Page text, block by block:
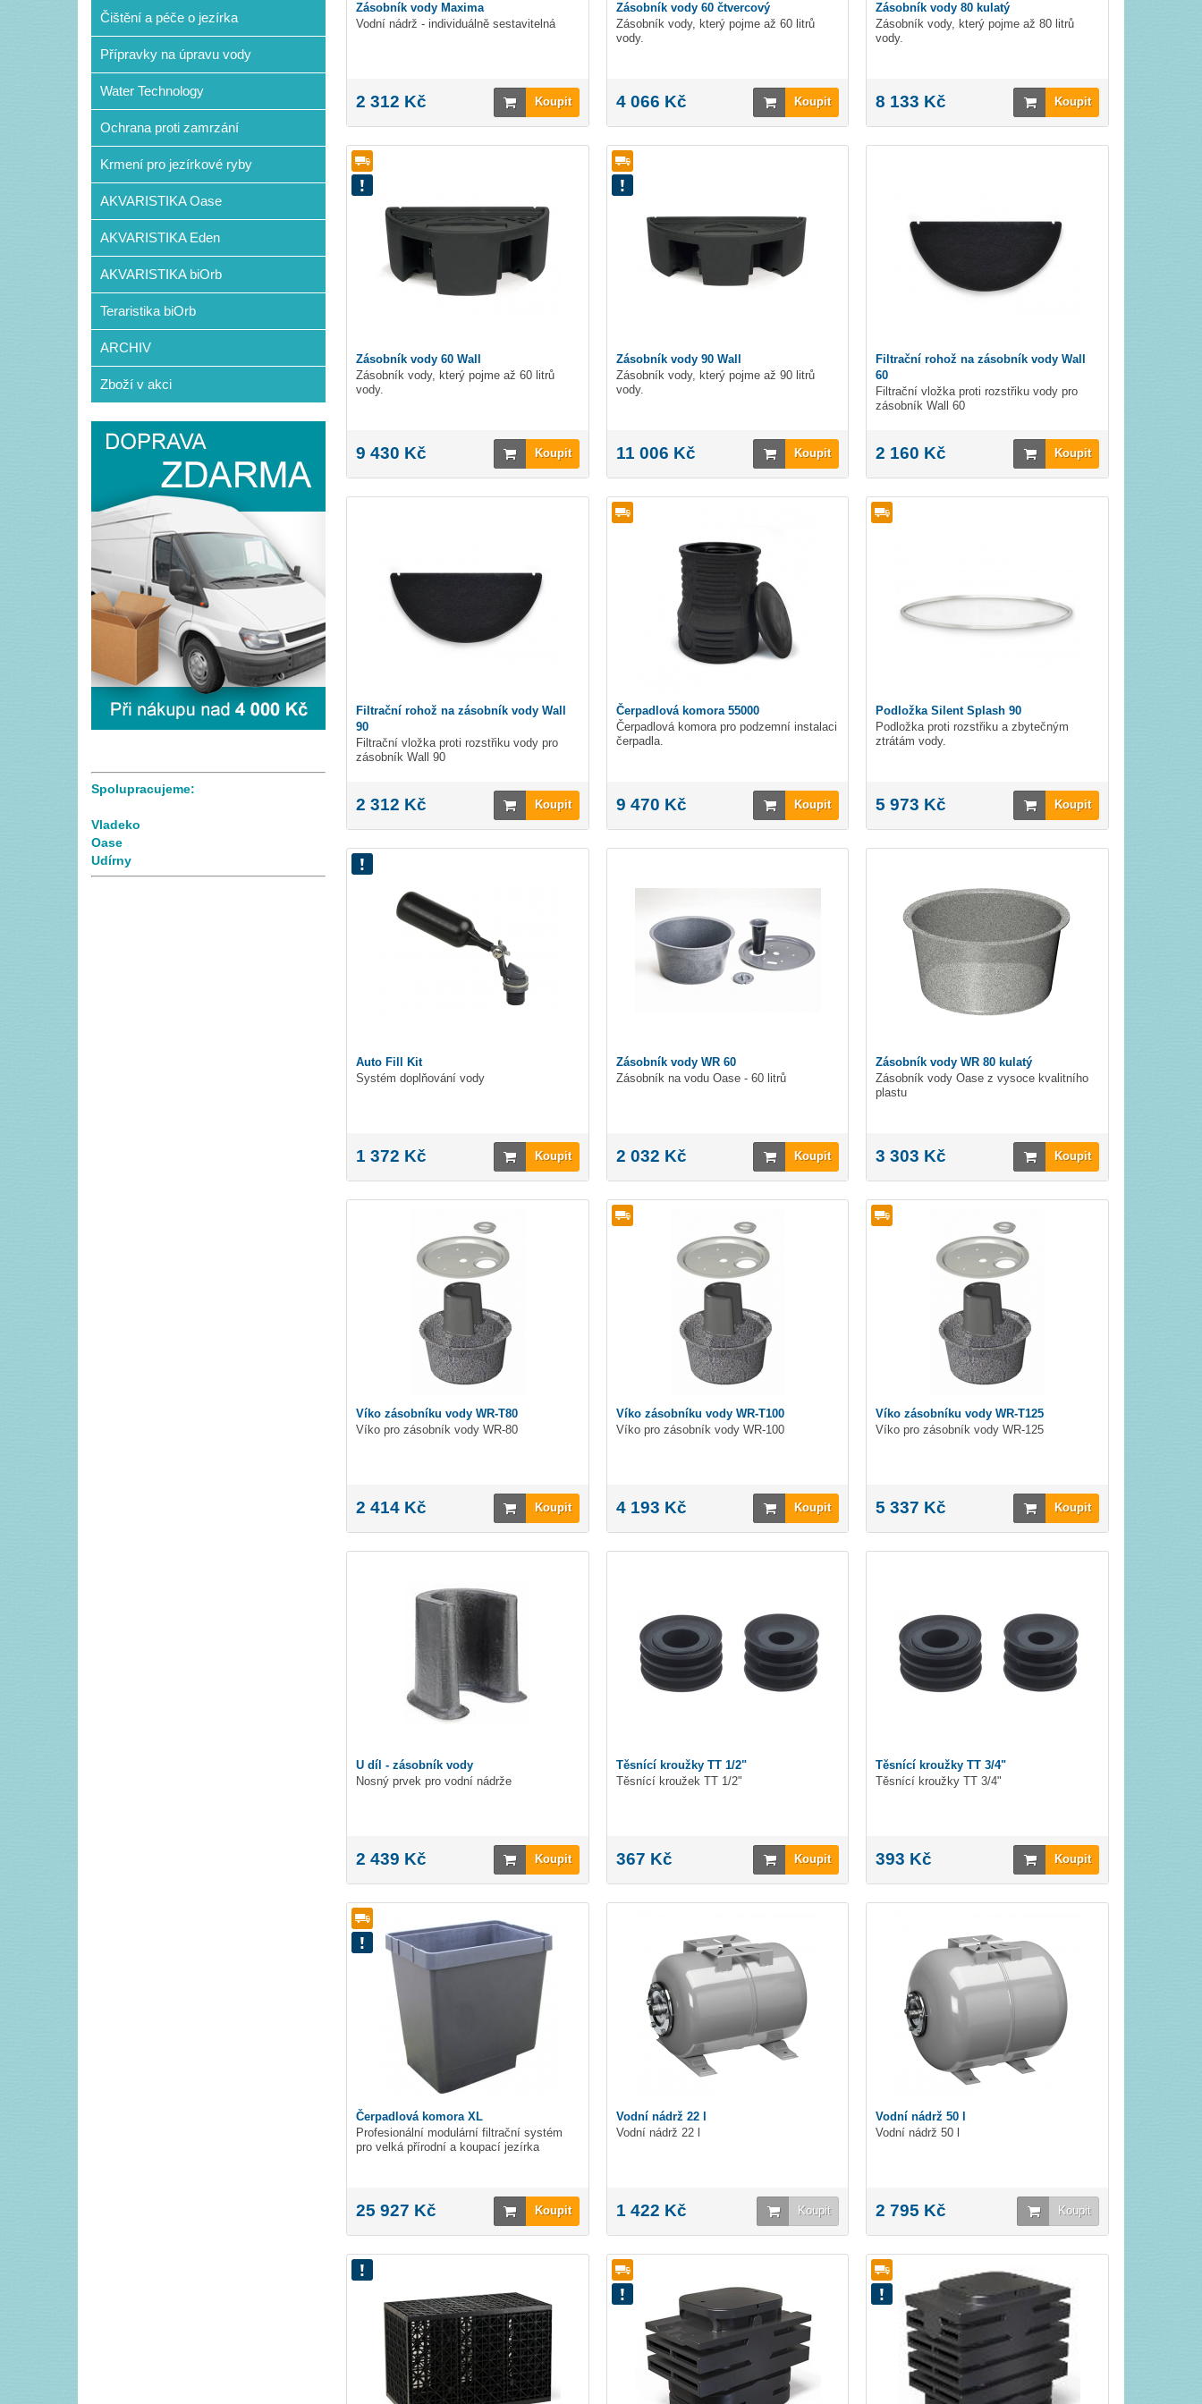
Zásobník vody Maxima
Vodní nádrž - individuálně sestavitelná
2 312 Kč Koupit
Zásobník vody 60 čtvercový
Zásobník vody, který pojme až 60 litrů
vody.
4 066 Kč Koupit
Zásobník vody 80 kulatý
Zásobník vody, který pojme až 80 litrů
vody.
8 133 Kč Koupit
Zásobník vody 60 Wall
Zásobník vody, který pojme až 60 litrů
vody.
9 430 Kč Koupit
Zásobník vody 90 Wall
Zásobník vody, který pojme až 90 litrů
vody.
11 006 Kč Koupit
Filtrační rohož na zásobník vody Wall
60
Filtrační vložka proti rozstřiku vody pro
zásobník Wall 60
2 160 Kč Koupit
Filtrační rohož na zásobník vody Wall
90
Filtrační vložka proti rozstřiku vody pro
zásobník Wall 90
2 312 Kč Koupit
Čerpadlová komora 55000
Čerpadlová komora pro podzemní instalaci
čerpadla.
9 470 Kč Koupit
Podložka Silent Splash 90
Podložka proti rozstřiku a zbytečným
ztrátám vody.
5 973 Kč Koupit
Auto Fill Kit
Systém doplňování vody
1 372 Kč Koupit
Zásobník vody WR 60
Zásobník na vodu Oase - 60 litrů
2 032 Kč Koupit
Zásobník vody WR 80 kulatý
Zásobník vody Oase z vysoce kvalitního
plastu
3 303 Kč Koupit
Víko zásobníku vody WR-T80
Víko pro zásobník vody WR-80
2 414 Kč Koupit
Víko zásobníku vody WR-T100
Víko pro zásobník vody WR-100
4 193 Kč Koupit
Víko zásobníku vody WR-T125
Víko pro zásobník vody WR-125
5 337 Kč Koupit
U díl - zásobník vody
Nosný prvek pro vodní nádrže
2 439 Kč Koupit
Těsnící kroužky TT 1/2"
Těsnící kroužek TT 1/2"
367 Kč Koupit
Těsnící kroužky TT 3/4"
Těsnící kroužky TT 3/4"
393 Kč Koupit
Čerpadlová komora XL
Profesionální modulární filtrační systém
pro velká přírodní a koupací jezírka
25 927 Kč Koupit
Vodní nádrž 22 l
Vodní nádrž 22 l
1 422 Kč Koupit
Vodní nádrž 50 l
Vodní nádrž 50 l
2 795 Kč Koupit
Čištění a péče o jezírka
Přípravky na úpravu vody
Water Technology
Ochrana proti zamrzání
Krmení pro jezírkové ryby
AKVARISTIKA Oase
AKVARISTIKA Eden
AKVARISTIKA biOrb
Teraristika biOrb
ARCHIV
Zboží v akci
Spolupracujeme:
Vladeko
Oase
Udírny